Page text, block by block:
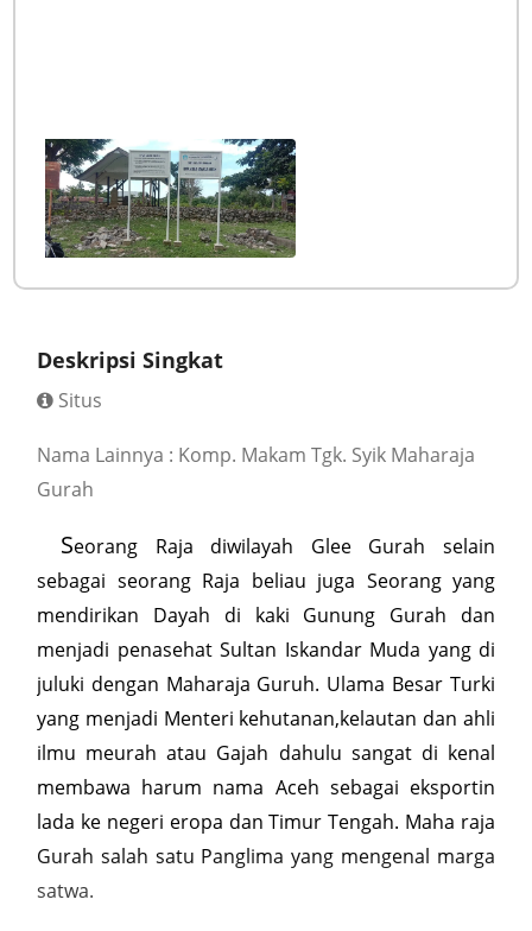
Deskripsi Singkat
Situs
Nama Lainnya : Komp. Makam Tgk. Syik Maharaja
Gurah
Seorang Raja diwilayah Glee Gurah selain
sebagai seorang Raja beliau juga Seorang yang
mendirikan Dayah di kaki Gunung Gurah dan
menjadi penasehat Sultan Iskandar Muda yang di
juluki dengan Maharaja Guruh. Ulama Besar Turki
yang menjadi Menteri kehutanan,kelautan dan ahli
ilmu meurah atau Gajah dahulu sangat di kenal
membawa harum nama Aceh sebagai eksportin
lada ke negeri eropa dan Timur Tengah. Maha raja
Gurah salah satu Panglima yang mengenal marga
satwa.